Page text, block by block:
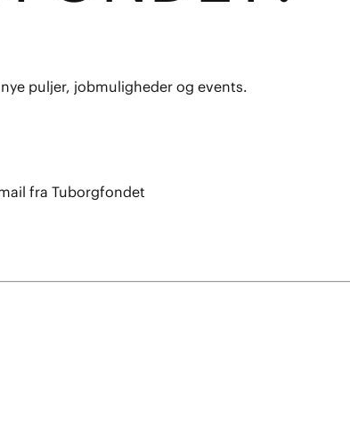
puljer, jobmuligheder og events.
fra Tuborgfondet